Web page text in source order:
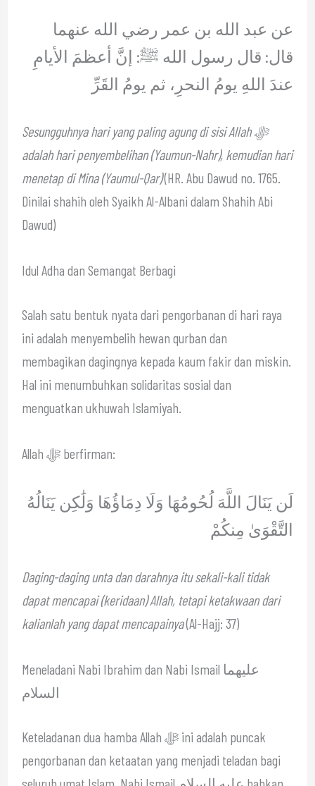
عن عبد الله بن عمر رضي الله عنهما
قال: قال رسول الله ﷺ: إنَّ أعظمَ الأيامِ
عندَ اللهِ يومُ النحرِ، ثم يومُ القَرِّ
Sesungguhnya hari yang paling agung di sisi Allah ﷻ
adalah hari penyembelihan (Yaumun-Nahr), kemudian hari
menetap di Mina (Yaumul-Qar)(HR. Abu Dawud no. 1765.
Dinilai shahih oleh Syaikh Al-Albani dalam Shahih Abi
Dawud)
Idul Adha dan Semangat Berbagi
Salah satu bentuk nyata dari pengorbanan di hari raya
ini adalah menyembelih hewan qurban dan
membagikan dagingnya kepada kaum fakir dan miskin.
Hal ini menumbuhkan solidaritas sosial dan
menguatkan ukhuwah Islamiyah.
Allah ﷻ berfirman:
لَن يَنَالَ اللَّهَ لُحُومُهَا وَلَا دِمَاؤُهَا وَلَٰكِن يَنَالُهُ
التَّقْوَىٰ مِنكُمْ
Daging-daging unta dan darahnya itu sekali-kali tidak
dapat mencapai (keridaan) Allah, tetapi ketakwaan dari
kalianlah yang dapat mencapainya(Al-Hajj: 37)
Meneladani Nabi Ibrahim dan Nabi Ismail عليهما
السلام
Keteladanan dua hamba Allah ﷻ ini adalah puncak
pengorbanan dan ketaatan yang menjadi teladan bagi